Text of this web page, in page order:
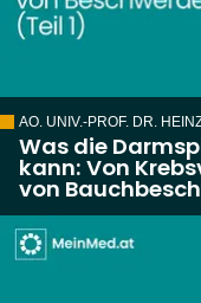
AO. UNIV.-PROF. DR.
Was die
kann: Von
von